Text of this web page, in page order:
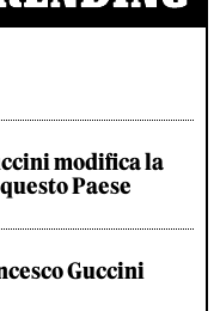
modifica la
Paese
Guccini